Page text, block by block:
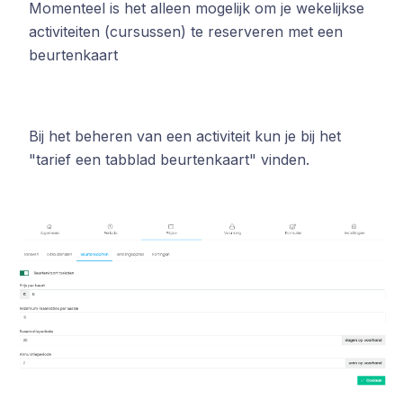
Momenteel is het alleen mogelijk om je wekelijkse
activiteiten (cursussen) te reserveren met een
beurtenkaart
Bij het beheren van een activiteit kun je bij het
"tarief een tabblad beurtenkaart" vinden.